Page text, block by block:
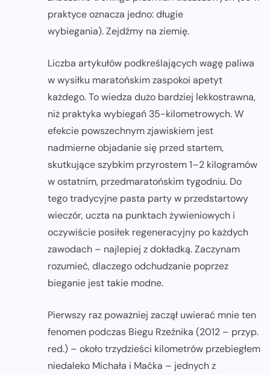
praktyce oznacza jedno: długie
wybiegania). Zejdźmy na ziemię.
Liczba artykułów podkreślających wagę paliwa
w wysiłku maratońskim zaspokoi apetyt
każdego. To wiedza dużo bardziej lekkostrawna,
niż praktyka wybiegań 35-kilometrowych. W
efekcie powszechnym zjawiskiem jest
nadmierne objadanie się przed startem,
skutkujące szybkim przyrostem 1–2 kilogramów
w ostatnim, przedmaratońskim tygodniu. Do
tego tradycyjne pasta party w przedstartowy
wieczór, uczta na punktach żywieniowych i
oczywiście posiłek regeneracyjny po każdych
zawodach – najlepiej z dokładką. Zaczynam
rozumieć, dlaczego odchudzanie poprzez
bieganie jest takie modne.
Pierwszy raz poważniej zaczął uwierać mnie ten
fenomen podczas Biegu Rzeźnika (2012 – przyp.
red.) – około trzydzieści kilometrów przebiegłem
niedaleko Michała i Maćka – jednych z